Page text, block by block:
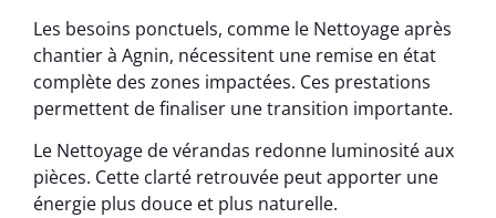
Les besoins ponctuels, comme le Nettoyage après
chantier à Agnin, nécessitent une remise en état
complète des zones impactées. Ces prestations
permettent de finaliser une transition importante.
Le Nettoyage de vérandas redonne luminosité aux
pièces. Cette clarté retrouvée peut apporter une
énergie plus douce et plus naturelle.